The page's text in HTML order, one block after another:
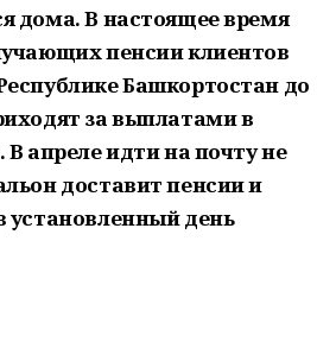
дома. В настоящее время
пенсии клиентов
Башкортостан до
за выплатами в
В апреле идти на почту не
доставит пенсии и
установленный день